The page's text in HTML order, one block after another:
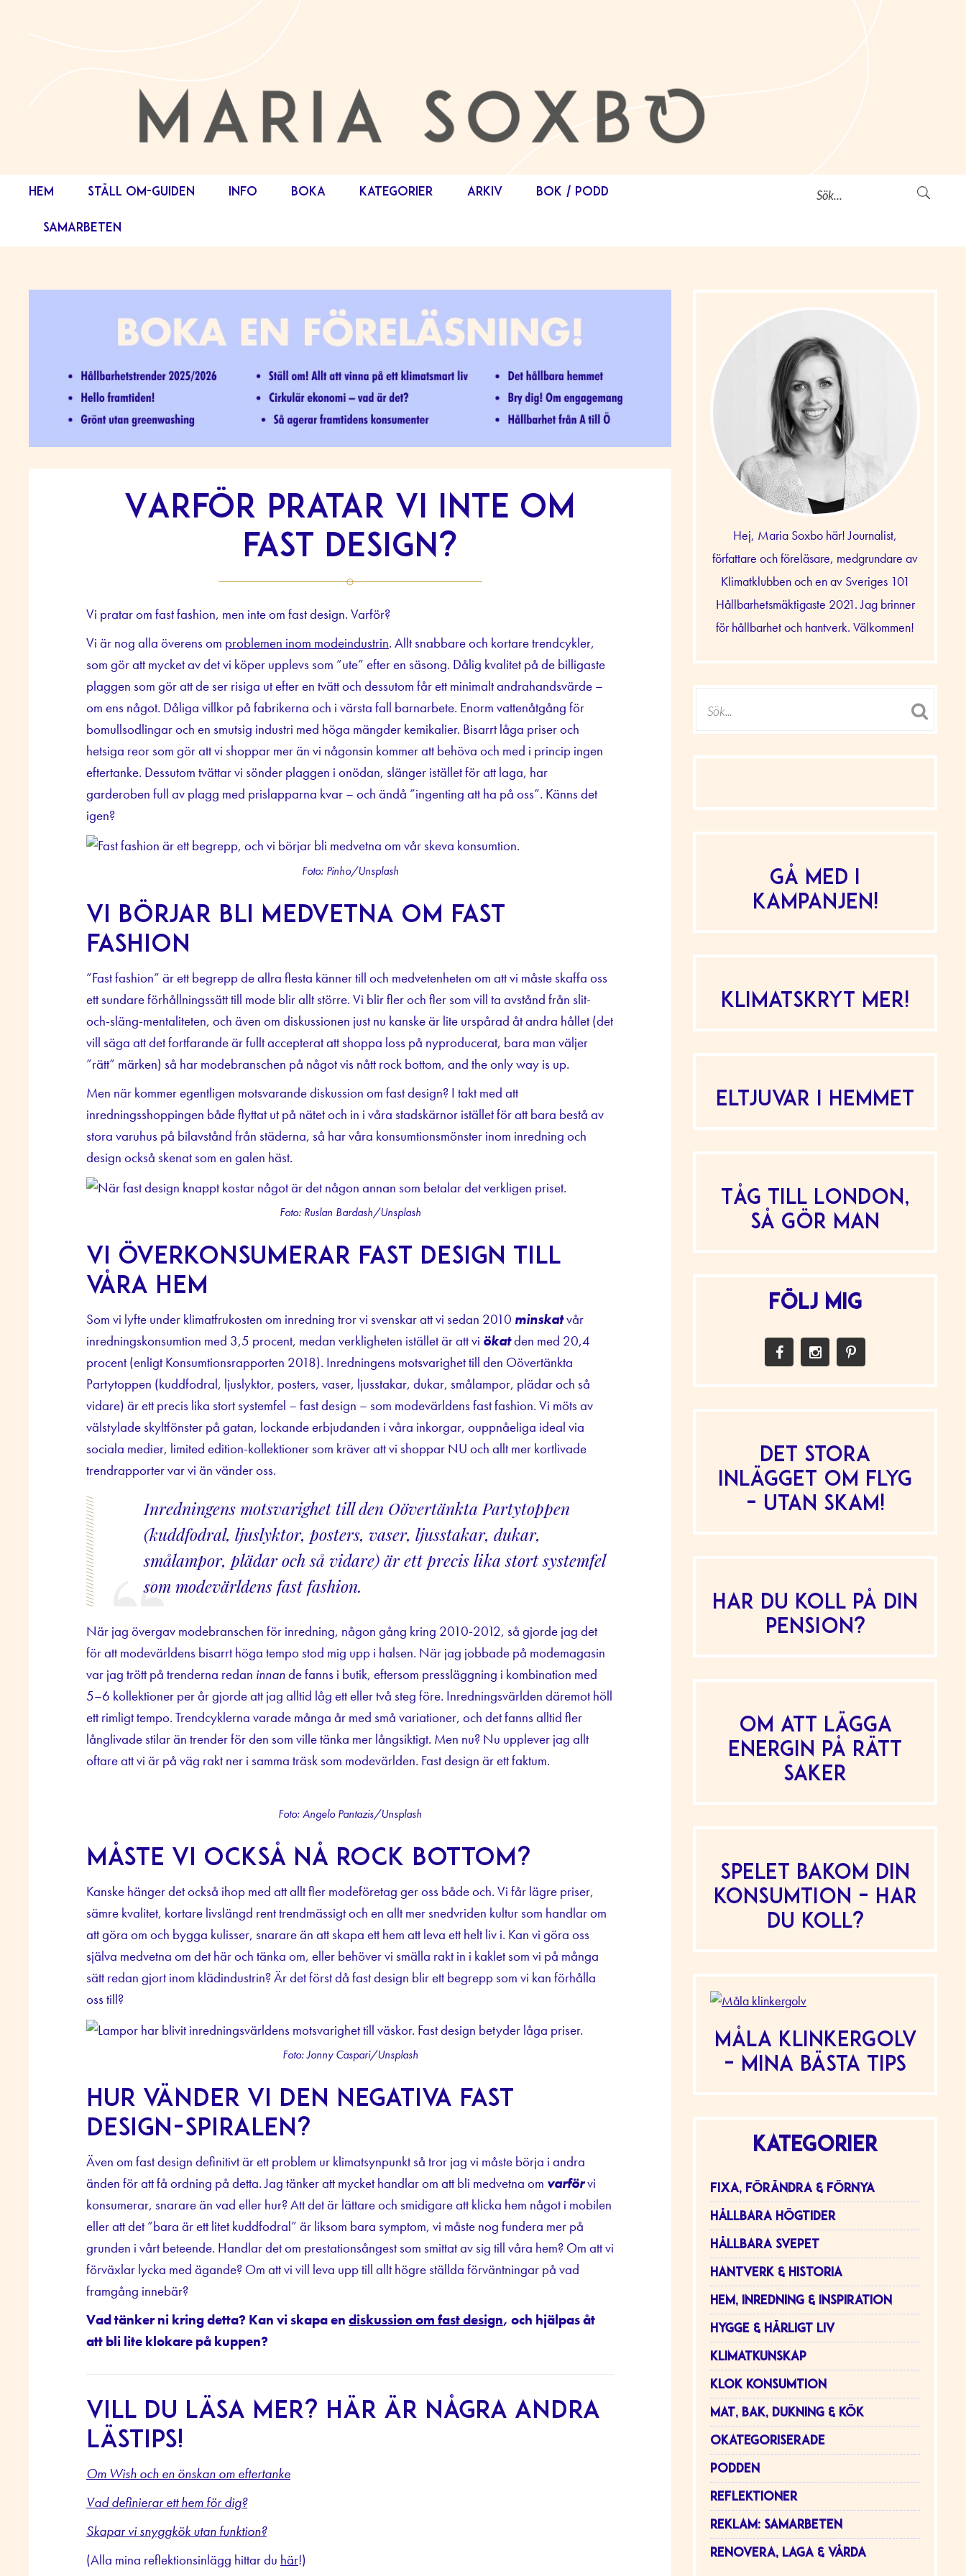
HEM STÄLL OM-GUIDEN INFO BOKA KATEGORIER ARKIV BOK / PODD
SAMARBETEN
Varför pratar vi inte om
fast design?
Vi pratar om fast fashion, men inte om fast design. Varför?
Vi är nog alla överens om problemen inom modeindustrin. Allt snabbare och kortare trendcykler,
som gör att mycket av det vi köper upplevs som ”ute” efter en säsong. Dålig kvalitet på de billigaste
plaggen som gör att de ser risiga ut efter en tvätt och dessutom får ett minimalt andrahandsvärde –
om ens något. Dåliga villkor på fabrikerna och i värsta fall barnarbete. Enorm vattenåtgång för
bomullsodlingar och en smutsig industri med höga mängder kemikalier. Bisarrt låga priser och
hetsiga reor som gör att vi shoppar mer än vi någonsin kommer att behöva och med i princip ingen
eftertanke. Dessutom tvättar vi sönder plaggen i onödan, slänger istället för att laga, har
garderoben full av plagg med prislapparna kvar – och ändå ”ingenting att ha på oss”. Känns det
igen?
Foto: Pinho/Unsplash
Vi börjar bli medvetna om fast
fashion
”Fast fashion” är ett begrepp de allra flesta känner till och medvetenheten om att vi måste skaffa oss
ett sundare förhållningssätt till mode blir allt större. Vi blir fler och fler som vill ta avstånd från slit-
och-släng-mentaliteten, och även om diskussionen just nu kanske är lite urspårad åt andra hållet (det
vill säga att det fortfarande är fullt accepterat att shoppa loss på nyproducerat, bara man väljer
”rätt” märken) så har modebranschen på något vis nått rock bottom, and the only way is up.
Men när kommer egentligen motsvarande diskussion om fast design? I takt med att
inredningsshoppingen både flyttat ut på nätet och in i våra stadskärnor istället för att bara bestå av
stora varuhus på bilavstånd från städerna, så har våra konsumtionsmönster inom inredning och
design också skenat som en galen häst.
Foto: Ruslan Bardash/Unsplash
Vi överkonsumerar fast design till
våra hem
Som vi lyfte under klimatfrukosten om inredning tror vi svenskar att vi sedan 2010 minskatvår
inredningskonsumtion med 3,5 procent, medan verkligheten istället är att vi ökatden med 20,4
procent (enligt Konsumtionsrapporten 2018). Inredningens motsvarighet till den Oövertänkta
Partytoppen (kuddfodral, ljuslyktor, posters, vaser, ljusstakar, dukar, smålampor, plädar och så
vidare) är ett precis lika stort systemfel – fast design – som modevärldens fast fashion. Vi möts av
välstylade skyltfönster på gatan, lockande erbjudanden i våra inkorgar, ouppnåeliga ideal via
sociala medier, limited edition-kollektioner som kräver att vi shoppar NU och allt mer kortlivade
trendrapporter var vi än vänder oss.
Inredningens motsvarighet till den Oövertänkta Partytoppen
(kuddfodral, ljuslyktor, posters, vaser, ljusstakar, dukar,
smålampor, plädar och så vidare) är ett precis lika stort systemfel
som modevärldens fast fashion.
När jag övergav modebranschen för inredning, någon gång kring 2010-2012, så gjorde jag det
för att modevärldens bisarrt höga tempo stod mig upp i halsen. När jag jobbade på modemagasin
var jag trött på trenderna redan innande fanns i butik, eftersom pressläggning i kombination med
5–6 kollektioner per år gjorde att jag alltid låg ett eller två steg före. Inredningsvärlden däremot höll
ett rimligt tempo. Trendcyklerna varade många år med små variationer, och det fanns alltid fler
långlivade stilar än trender för den som ville tänka mer långsiktigt. Men nu? Nu upplever jag allt
oftare att vi är på väg rakt ner i samma träsk som modevärlden. Fast design är ett faktum.
Foto: Angelo Pantazis/Unsplash
Måste vi också nå rock bottom?
Kanske hänger det också ihop med att allt fler modeföretag ger oss både och. Vi får lägre priser,
sämre kvalitet, kortare livslängd rent trendmässigt och en allt mer snedvriden kultur som handlar om
att göra om och bygga kulisser, snarare än att skapa ett hem att leva ett helt liv i. Kan vi göra oss
själva medvetna om det här och tänka om, eller behöver vi smälla rakt in i kaklet som vi på många
sätt redan gjort inom klädindustrin? Är det först då fast design blir ett begrepp som vi kan förhålla
oss till?
Foto: Jonny Caspari/Unsplash
Hur vänder vi den negativa fast
design-spiralen?
Även om fast design definitivt är ett problem ur klimatsynpunkt så tror jag vi måste börja i andra
änden för att få ordning på detta. Jag tänker att mycket handlar om att bli medvetna om varförvi
konsumerar, snarare än vad eller hur? Att det är lättare och smidigare att klicka hem något i mobilen
eller att det ”bara är ett litet kuddfodral” är liksom bara symptom, vi måste nog fundera mer på
grunden i vårt beteende. Handlar det om prestationsångest som smittat av sig till våra hem? Om att vi
förväxlar lycka med ägande? Om att vi vill leva upp till allt högre ställda förväntningar på vad
framgång innebär?
Vad tänker ni kring detta? Kan vi skapa en diskussion om fast design, och hjälpas åt
att bli lite klokare på kuppen?
Vill du läsa mer? Här är några andra
lästips!
Om Wish och en önskan om eftertanke
Vad definierar ett hem för dig?
Skapar vi snyggkök utan funktion?
(Alla mina reflektionsinlägg hittar du här!)
Hej, Maria Soxbo här! Journalist,
författare och föreläsare, medgrundare av
Klimatklubben och en av Sveriges 101
Hållbarhetsmäktigaste 2021. Jag brinner
för hållbarhet och hantverk. Välkommen!
Gå med i
kampanjen!
Klimatskryt mer!
Eltjuvar i hemmet
Tåg till London,
så gör man
FÖLJ MIG
Det stora
inlägget om flyg
– utan skam!
Har du koll på din
pension?
Om att lägga
energin på rätt
saker
Spelet bakom din
konsumtion – har
du koll?
Måla klinkergolv
– mina bästa tips
KATEGORIER
FIXA, FÖRÄNDRA & FÖRNYA
HÅLLBARA HÖGTIDER
HÅLLBARA SVEPET
HANTVERK & HISTORIA
HEM, INREDNING & INSPIRATION
HYGGE & HÄRLIGT LIV
KLIMATKUNSKAP
KLOK KONSUMTION
MAT, BAK, DUKNING & KÖK
OKATEGORISERADE
PODDEN
REFLEKTIONER
REKLAM: SAMARBETEN
RENOVERA, LAGA & VÅRDA